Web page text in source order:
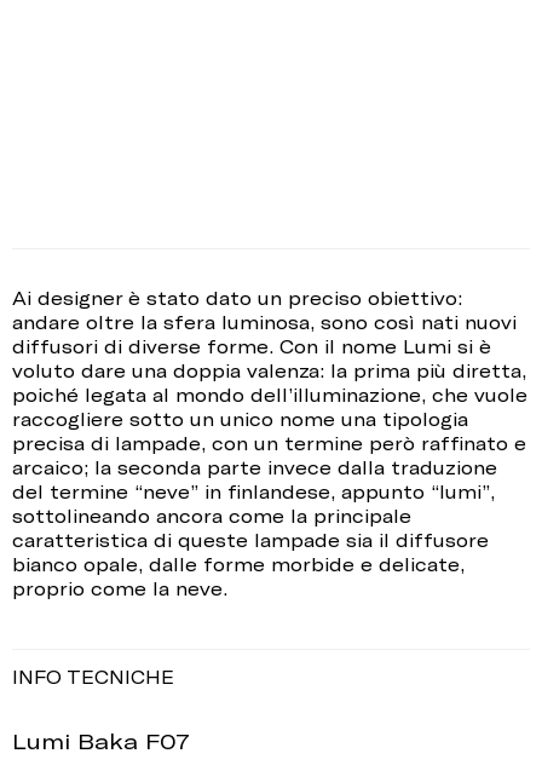
Ai designer è stato dato un preciso obiettivo:
andare oltre la sfera luminosa, sono così nati nuovi
diffusori di diverse forme. Con il nome Lumi si è
voluto dare una doppia valenza: la prima più diretta,
poiché legata al mondo dell’illuminazione, che vuole
raccogliere sotto un unico nome una tipologia
precisa di lampade, con un termine però raffinato e
arcaico; la seconda parte invece dalla traduzione
del termine “neve” in finlandese, appunto “lumi”,
sottolineando ancora come la principale
caratteristica di queste lampade sia il diffusore
bianco opale, dalle forme morbide e delicate,
proprio come la neve.
INFO TECNICHE
Lumi Baka F07